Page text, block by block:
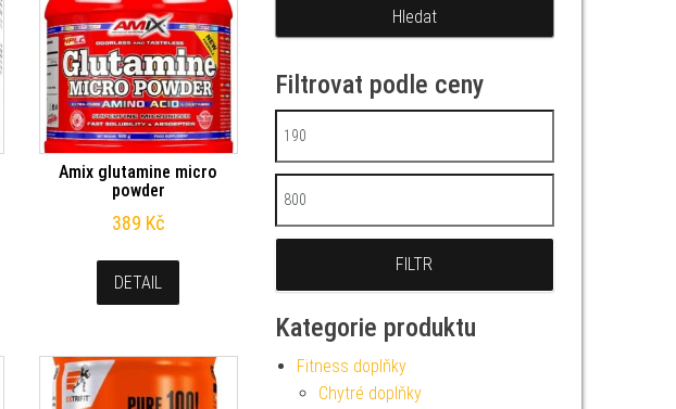
Amix glutamine micro
powder
389 Kč
DETAIL
Filtrovat podle ceny
Minimální cena
Maximální cena
FILTR
Kategorie produktu
Fitness doplňky
Chytré doplňky